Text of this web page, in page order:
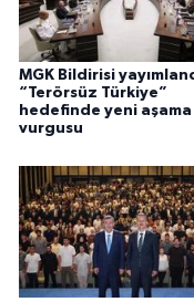
MGK Bildirisi
“Terörsüz Türkiye”
hedefinde yeni aşama
vurgusu